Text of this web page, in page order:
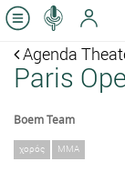
Agenda
Paris
Boem Team
χορός ΜΜΑ